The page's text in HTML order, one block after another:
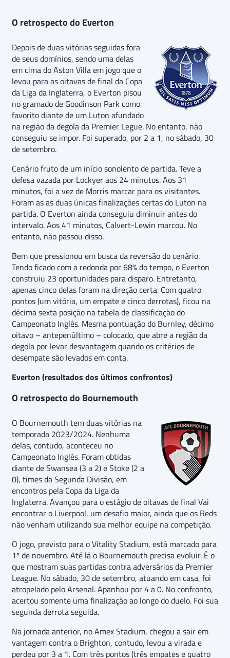
O retrospecto do Everton
Depois de duas vitórias seguidas fora
de seus domínios, sendo uma delas
em cima do Aston Villa em jogo que o
levou para as oitavas de final da Copa
da Liga da Inglaterra, o Everton pisou
no gramado de Goodinson Park como
favorito diante de um Luton afundado
na região da degola da Premier Legue. No entanto, não
conseguiu se impor. Foi superado, por 2 a 1, no sábado, 30
de setembro.
Cenário fruto de um início sonolento de partida. Teve a
defesa vazada por Lockyer aos 24 minutos. Aos 31
minutos, foi a vez de Morris marcar para os visitantes.
Foram as as duas únicas finalizações certas do Luton na
partida. O Everton ainda conseguiu diminuir antes do
intervalo. Aos 41 minutos, Calvert-Lewin marcou. No
entanto, não passou disso.
Bem que pressionou em busca da reversão do cenário.
Tendo ficado com a redonda por 68% do tempo, o Everton
construiu 23 oportunidades para disparo. Entretanto,
apenas cinco delas foram na direção certa. Com quatro
pontos (um vitória, um empate e cinco derrotas), ficou na
décima sexta posição na tabela de classificação do
Campeonato Inglês. Mesma pontuação do Burnley, décimo
oitavo – antepenúltimo – colocado, que abre a região da
degola por levar desvantagem quando os critérios de
desempate são levados em conta.
Everton (resultados dos últimos confrontos)
O retrospecto do Bournemouth
O Bournemouth tem duas vitórias na
temporada 2023/2024. Nenhuma
delas, contudo, aconteceu no
Campeonato Inglês. Foram obtidas
diante de Swansea (3 a 2) e Stoke (2 a
0), times da Segunda Divisão, em
encontros pela Copa da Liga da
Inglaterra. Avançou para o estágio de oitavas de final Vai
encontrar o Liverpool, um desafio maior, ainda que os Reds
não venham utilizando sua melhor equipe na competição.
O jogo, previsto para o Vitality Stadium, está marcado para
1º de novembro. Até lá o Bournemouth precisa evoluir. É o
que mostram suas partidas contra adversários da Premier
League. No sábado, 30 de setembro, atuando em casa, foi
atropelado pelo Arsenal. Apanhou por 4 a 0. No confronto,
acertou somente uma finalização ao longo do duelo. Foi sua
segunda derrota seguida.
Na jornada anterior, no Amex Stadium, chegou a sair em
vantagem contra o Brighton, contudo, levou a virada e
perdeu por 3 a 1. Com três pontos (três empates e quatro